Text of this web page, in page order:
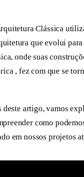
Clássica
que evolui
onde suas
, fez com que se
deste artigo, vamos
como
em nossos projetos